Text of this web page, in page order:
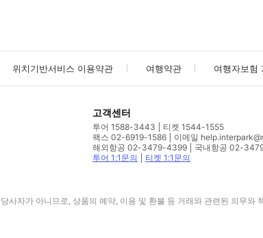
위치기반서비스 이용약관 여행약관 여행자보험
고객센터
투어 1588-3443
티켓 1544-1555
팩스 02-6919-1586
이메일
해외항공 02-3479-4399
국내항공 02-
투어 1:1문의
티켓 1:1문의
사자가 아니므로, 상품의 예약, 이용 및 환불 등 거래와 관련된 의무와